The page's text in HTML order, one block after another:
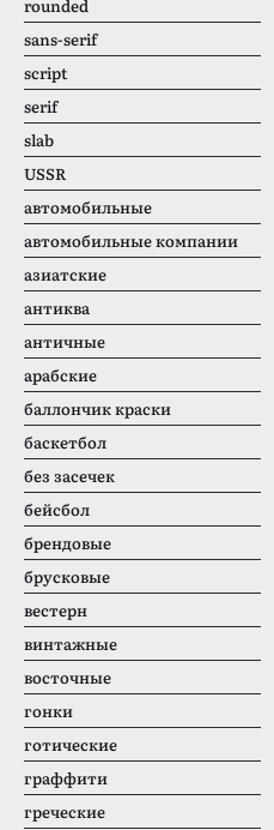
rounded
sans-serif
script
serif
slab
USSR
автомобильные
автомобильные компании
азиатские
антиква
античные
арабские
баллончик краски
баскетбол
без засечек
бейсбол
брендовые
брусковые
вестерн
винтажные
восточные
гонки
готические
граффити
греческие